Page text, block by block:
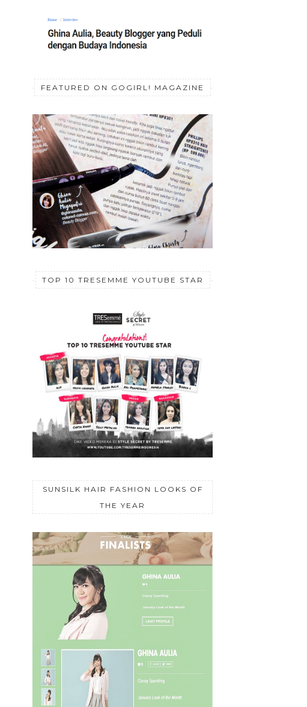
FEATURED ON GOGIRL! MAGAZINE
TOP 10 TRESEMME YOUTUBE STAR
SUNSILK HAIR FASHION LOOKS OF
THE YEAR